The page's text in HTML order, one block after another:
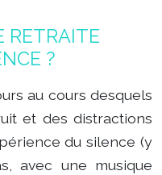
?
au cours desquels
et des distractions
du silence (y
avec une musique